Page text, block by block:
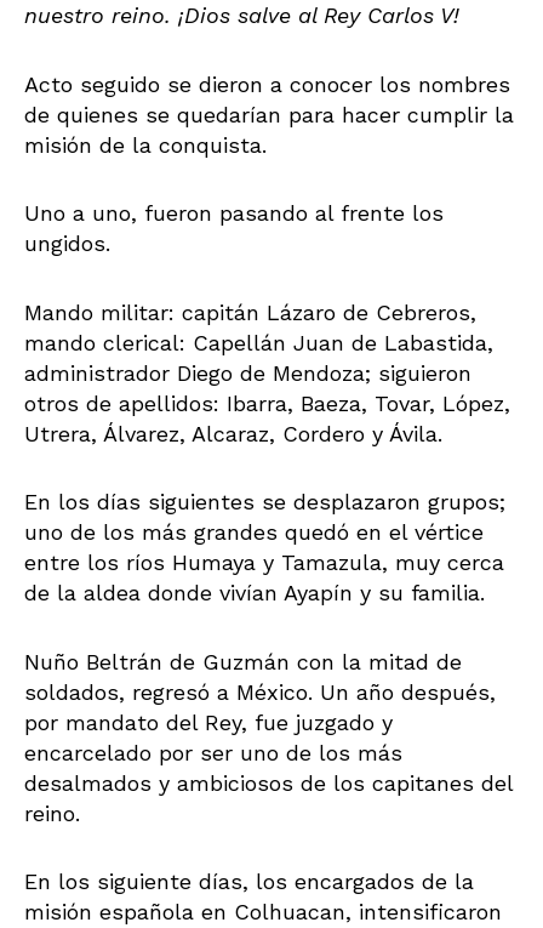
nuestro reino. ¡Dios salve al Rey Carlos V!
Acto seguido se dieron a conocer los nombres
de quienes se quedarían para hacer cumplir la
misión de la conquista.
Uno a uno, fueron pasando al frente los
ungidos.
Mando militar: capitán Lázaro de Cebreros,
mando clerical: Capellán Juan de Labastida,
administrador Diego de Mendoza; siguieron
otros de apellidos: Ibarra, Baeza, Tovar, López,
Utrera, Álvarez, Alcaraz, Cordero y Ávila.
En los días siguientes se desplazaron grupos;
uno de los más grandes quedó en el vértice
entre los ríos Humaya y Tamazula, muy cerca
de la aldea donde vivían Ayapín y su familia.
Nuño Beltrán de Guzmán con la mitad de
soldados, regresó a México. Un año después,
por mandato del Rey, fue juzgado y
encarcelado por ser uno de los más
desalmados y ambiciosos de los capitanes del
reino.
En los siguiente días, los encargados de la
misión española en Colhuacan, intensificaron